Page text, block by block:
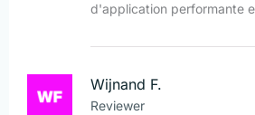
d'application performante
Wijnand F.
Reviewer